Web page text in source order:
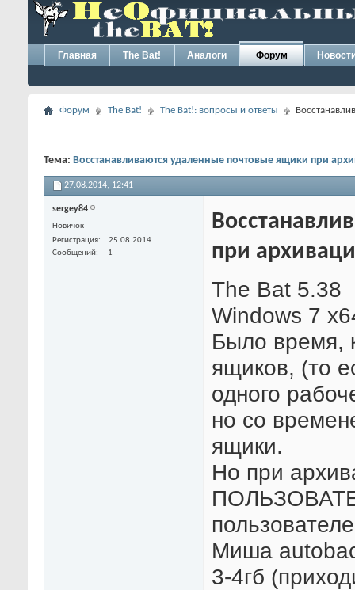
Главная The Bat! Аналоги Форум
Форум The Bat! The Bat!: вопросы и ответы
Тема: Восстанавливаются удаленные почтовые ящики при
27.08.2014, 12:41
sergey84
Новичок
Регистрация
25.08.2014
Сообщений
1
при
The Bat 5.38
Windows 7
Было время,
ящиков, (то
одного
но со
ящики.
Но при
Миша
3-4гб